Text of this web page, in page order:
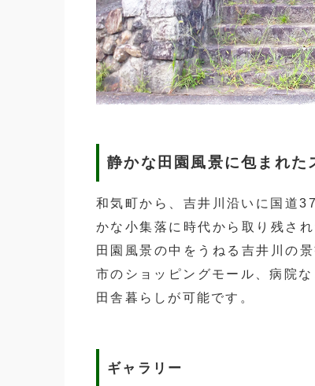
静かな田園風景に包まれた
和気町から、吉井川沿いに国道
かな小集落に時代から取り残さ
田園風景の中をうねる吉井川の
市のショッピングモール、病院
田舎暮らしが可能です。
ギャラリー